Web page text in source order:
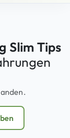
Slim Tips